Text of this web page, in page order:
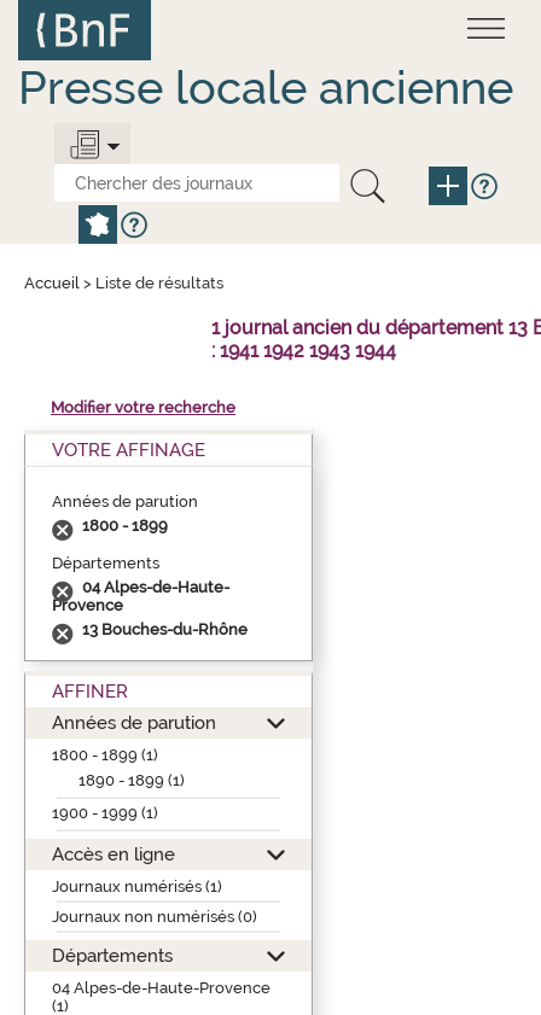
contenu
principal
Presse locale ancienne
Accueil > Liste de résultats
1 journal ancien du département
: 1941 1942 1943 1944
Modifier votre recherche
VOTRE AFFINAGE
Années de parution
1800 - 1899
Départements
04 Alpes-de-Haute-
Provence
13 Bouches-du-Rhône
AFFINER
Années de parution
1800 - 1899 (1)
1890 - 1899 (1)
1900 - 1999 (1)
Accès en ligne
Journaux numérisés (1)
Journaux non numérisés (0)
Départements
04 Alpes-de-Haute-Provence
(1)
Panneau de gestion des cookies